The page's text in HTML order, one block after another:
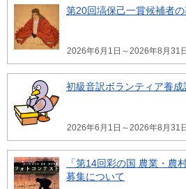
第20回塙保己一賞候補者
2026年6月1日～2026年8月31日
初級音訳ボランティア養成
2026年6月1日～2026年8月31
「第14回彩の国 農業・農
募集について